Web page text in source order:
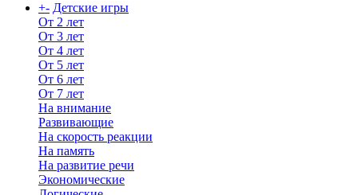
+- Детские игры
От 2 лет
От 3 лет
От 4 лет
От 5 лет
От 6 лет
От 7 лет
На внимание
Развивающие
На скорость реакции
На память
На развитие речи
Экономические